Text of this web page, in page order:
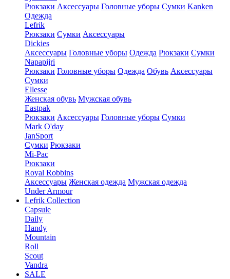
Рюкзаки Аксессуары Головные уборы Сумки Kanken
Одежда
Lefrik
Рюкзаки Сумки Аксессуары
Dickies
Аксессуары Головные уборы Одежда Рюкзаки Сумки
Napapijri
Рюкзаки Головные уборы Одежда Обувь Аксессуары
Сумки
Ellesse
Женская обувь Мужская обувь
Eastpak
Рюкзаки Аксессуары Головные уборы Сумки
Mark O'day
JanSport
Сумки Рюкзаки
Mi-Pac
Рюкзаки
Royal Robbins
Аксессуары Женская одежда Мужская одежда
Under Armour
Lefrik Collection
Capsule
Daily
Handy
Mountain
Roll
Scout
Vandra
SALE